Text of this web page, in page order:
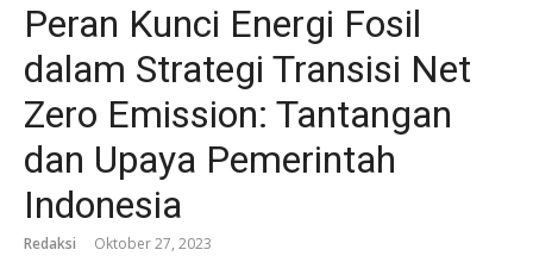
Peran Kunci Energi Fosil
dalam Strategi Transisi Net
Zero Emission: Tantangan
dan Upaya Pemerintah
Indonesia
Redaksi Oktober 27, 2023